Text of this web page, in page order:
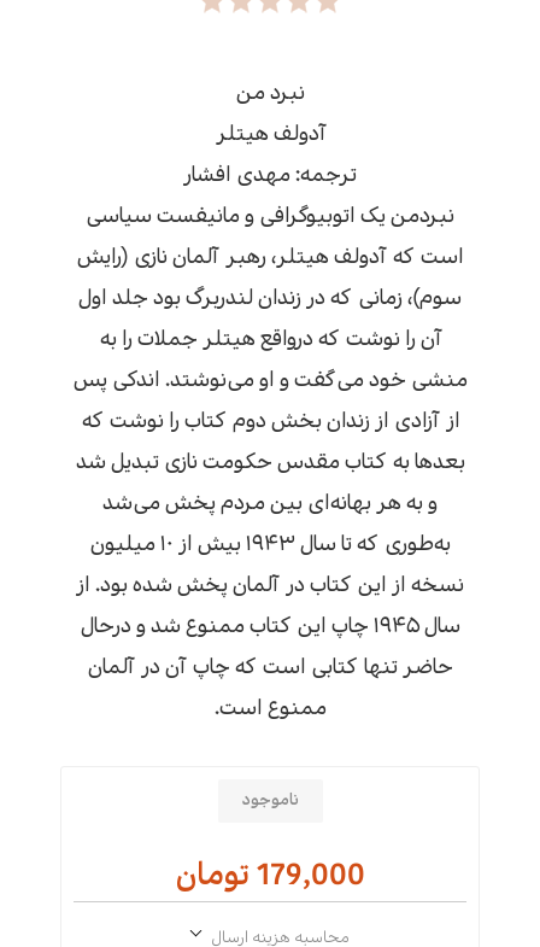
نبرد من
آدولف هیتلر
ترجمه: مهدی افشار
نبردمن یک اتوبیوگرافی و مانیفست سیاسی
است که آدولف هیتلر، رهبر آلمان نازی (رایش
سوم)، زمانی که در زندان لندربرگ بود جلد اول
آن را نوشت که درواقع هیتلر جملات را به
منشی خود می‌گفت و او می‌نوشتد. اندکی پس
از آزادی از زندان بخش دوم کتاب را نوشت که
بعدها به کتاب مقدس حکومت نازی تبدیل شد
و به هر بهانه‌ای بین مردم پخش می‌شد
به‌طوری که تا سال ۱۹۴۳ بیش از ۱۰ میلیون
نسخه از این کتاب در آلمان پخش شده بود. از
سال ۱۹۴۵ چاپ این کتاب ممنوع شد و درحال
حاضر تنها کتابی است که چاپ آن در آلمان
ممنوع است.
ناموجود
179,000 تومان
محاسبه هزینه ارسال